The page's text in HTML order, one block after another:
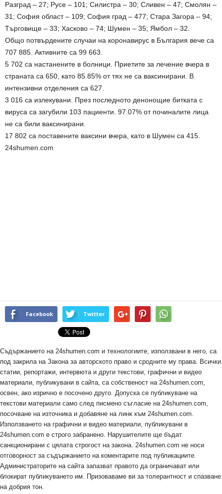
Разград – 27; Русе – 101; Силистра – 30; Сливен – 47; Смолян –
31; София област – 109; София град – 477; Стара Загора – 94;
Търговище – 33; Хасково – 74; Шумен – 35; Ямбол – 32.
Общо потвърдените случаи на коронавирус в България вече са
707 885. Активните са 99 663.
5 702 са настанените в болници. Приетите за лечение вчера в
страната са 650, като 85.85% от тях не са ваксинирани. В
интензивни отделения са 627.
3 016 са излекувани. През последното денонощие битката с
вируса са загубили 103 пациенти. 97.07% от починалите лица
не са били ваксинирани.
17 802 са поставените ваксини вчера, като в Шумен са 415.
24shumen.com
Facebook Twitter
Съдържанието на 24shumen.com и технологиите, използвани в него, са
под закрила на Закона за авторското право и сродните му права. Всички
статии, репортажи, интервюта и други текстови, графични и видео
материали, публикувани в сайта, са собственост на 24shumen.com,
освен, ако изрично е посочено друго. Допуска се публикуване на
текстови материали само след писмено съгласие на 24shumen.com,
посочване на източника и добавяне на линк към 24shumen.com.
Използването на графични и видео материали, публикувани в
24shumen.com е строго забранено. Нарушителите ще бъдат
санкционирани с цялата строгост на закона. 24shumen.com не носи
отговорност за съдържанието на коментарите под публикациите.
Администраторите на сайта запазват правото да ограничават или
блокират публикуването им. Призоваваме ви за толерантност и спазване
на добрия тон.